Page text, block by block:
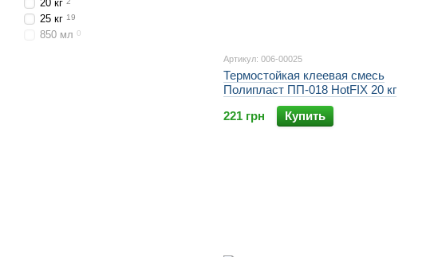
Артикул: 006-00025
Термостойкая клеевая смесь
Полипласт ПП-018 HotFIX 20 кг
221 грн
Купить
20 кг
25 кг 19
850 мл 0